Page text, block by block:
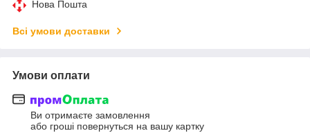
Нова Пошта
Всі умови доставки
Умови оплати
Ви отримаєте замовлення
або гроші повернуться на вашу картку